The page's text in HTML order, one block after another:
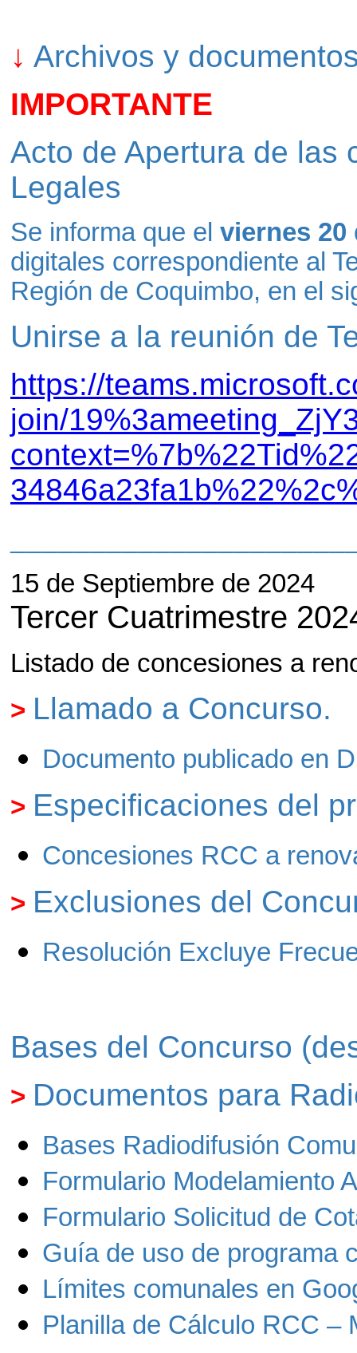
↓ Archivos y
IMPORTANTE
Acto de Apertura de las
Legales
Se informa que el viernes 20
digitales correspondiente al
Región de Coquimbo, en el
Unirse a la reunión de
https://
join/
15 de Septiembre de 2024
Tercer Cuatrimestre
Listado de concesiones a
> Llamado a Concurso.
Documento publicado en
> Especificaciones del
Concesiones RCC a
> Exclusiones del
Resolución Excluye
Bases del Concurso
> Documentos para
Bases Radiodifusión
Formulario Modelamiento
Formulario Solicitud de
Guía de uso de programa
Límites comunales en
Planilla de Cálculo RCC –